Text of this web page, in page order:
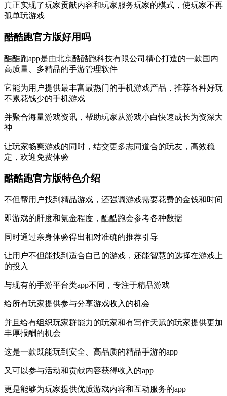
真正实现了玩家贡献内容和玩家服务玩家的模式，使玩家不再
孤单玩游戏
酷酷跑官方版好用吗
酷酷跑app是由北京酷酷跑科技有限公司精心打造的一款国内
高质量、多精品的手游管理软件
它能为用户提供最丰富最热门的手机游戏产品，推荐各种好玩
不累花钱少的手机游戏
并聚合海量游戏资讯，帮助玩家从游戏小白快速成长为资深大
神
让玩家畅爽游戏的同时，结交更多志同道合的玩友，高效稳
定，欢迎免费体验
酷酷跑官方版特色介绍
不但帮用户找到精品游戏，还强调游戏需要花费的金钱和时间
即游戏的肝度和氪金程度，酷酷跑会参考各种数据
同时通过亲身体验得出相对准确的推荐引导
让用户不但能找到适合自己的游戏，还能智慧的选择在游戏上
的投入
与现有的手游平台类app不同，专注于精品游戏
给所有玩家提供参与分享游戏收入的机会
并且给有组织玩家群能力的玩家和有写作天赋的玩家提供更加
丰厚报酬的机会
这是一款既能玩到安全、高品质的精品手游的app
又可以参与活动和贡献内容获得收入的app
更是能够为玩家提供优质游戏内容和互动服务的app